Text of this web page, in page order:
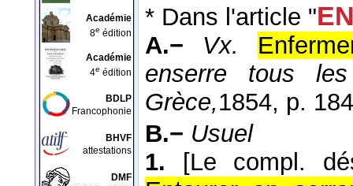
Académie
8e édition
Académie
4e édition
BDLP
Francophonie
BHVF
attestations
DMF
* Dans l'article "
A.− Vx.
enserre tous
Grèce,1854, p.
B.− Usuel
1.
[Le compl.